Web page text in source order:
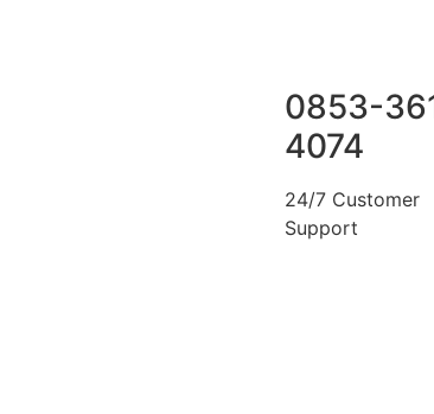
0853-
4074
24/7 Customer
Support